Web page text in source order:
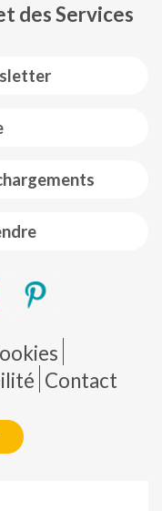
des Services
página
Contact